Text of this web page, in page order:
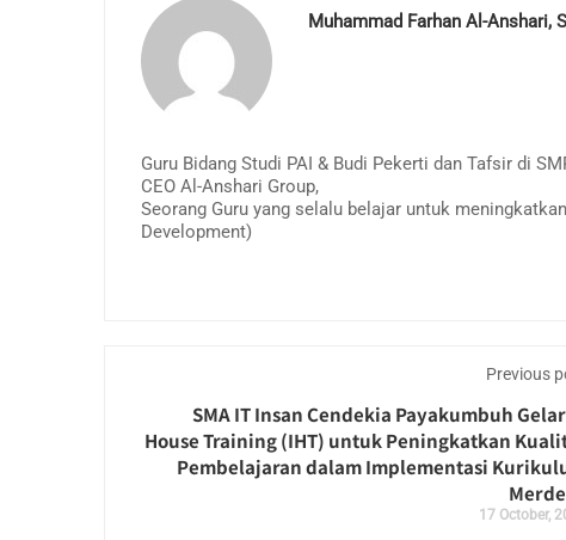
Muhammad Farhan Al-Anshari,
Guru Bidang Studi PAI & Budi Pekerti dan Tafsir di
CEO Al-Anshari Group,
Seorang Guru yang selalu belajar untuk
Development)
Previous
SMA IT Insan Cendekia Payakumbuh
House Training (IHT) untuk Peningkatkan
Pembelajaran dalam Implementasi
17 October,